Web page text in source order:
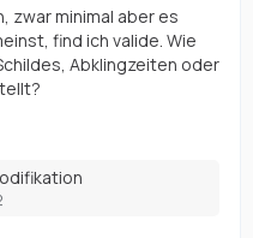
zwar minimal aber es
find ich valide. Wie
Abklingzeiten oder